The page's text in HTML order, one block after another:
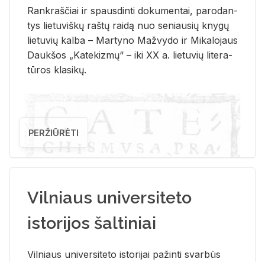
Rank­raš­čiai ir spaus­din­ti do­ku­men­tai, pa­ro­dan­
tys lie­tu­viš­kų raš­tų rai­dą nuo se­niau­sių kny­gų
lie­tu­vių kal­ba – Mar­ty­no Ma­žvy­do ir Mi­ka­lo­jaus
Dauk­šos „Ka­te­kiz­mų“ – iki XX a. lie­tu­vių li­te­ra­
tū­ros kla­si­kų.
PERŽIŪRĖTI
Vilniaus universiteto
istorijos šaltiniai
Vil­niaus uni­ver­si­te­to is­to­ri­jai pa­žin­ti svar­būs